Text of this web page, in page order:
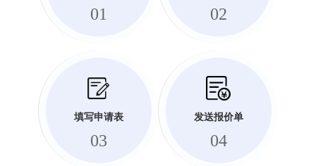
01 02
填写申请表
03
发送报价单
04